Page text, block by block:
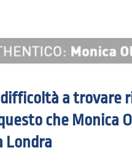
a trovare
che Monica
Londra